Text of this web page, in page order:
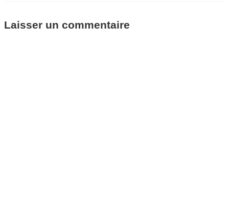
Laisser un commentaire